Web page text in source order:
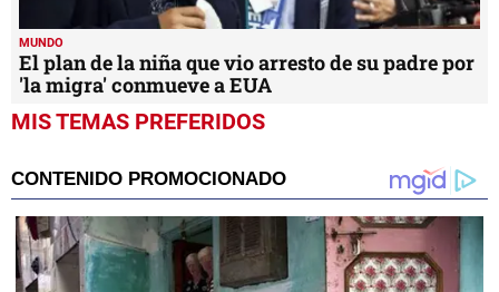
MUNDO
El plan de la niña que vio arresto de su padre por
'la migra' conmueve a EUA
MIS TEMAS PREFERIDOS